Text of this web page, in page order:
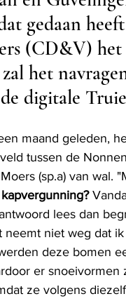
gedaan
(CD&V)
het
digitale
maand geleden,
tussen de
(sp.a) van wal.
lees dan
neemt niet weg dat
deze bomen
er
ze volgens